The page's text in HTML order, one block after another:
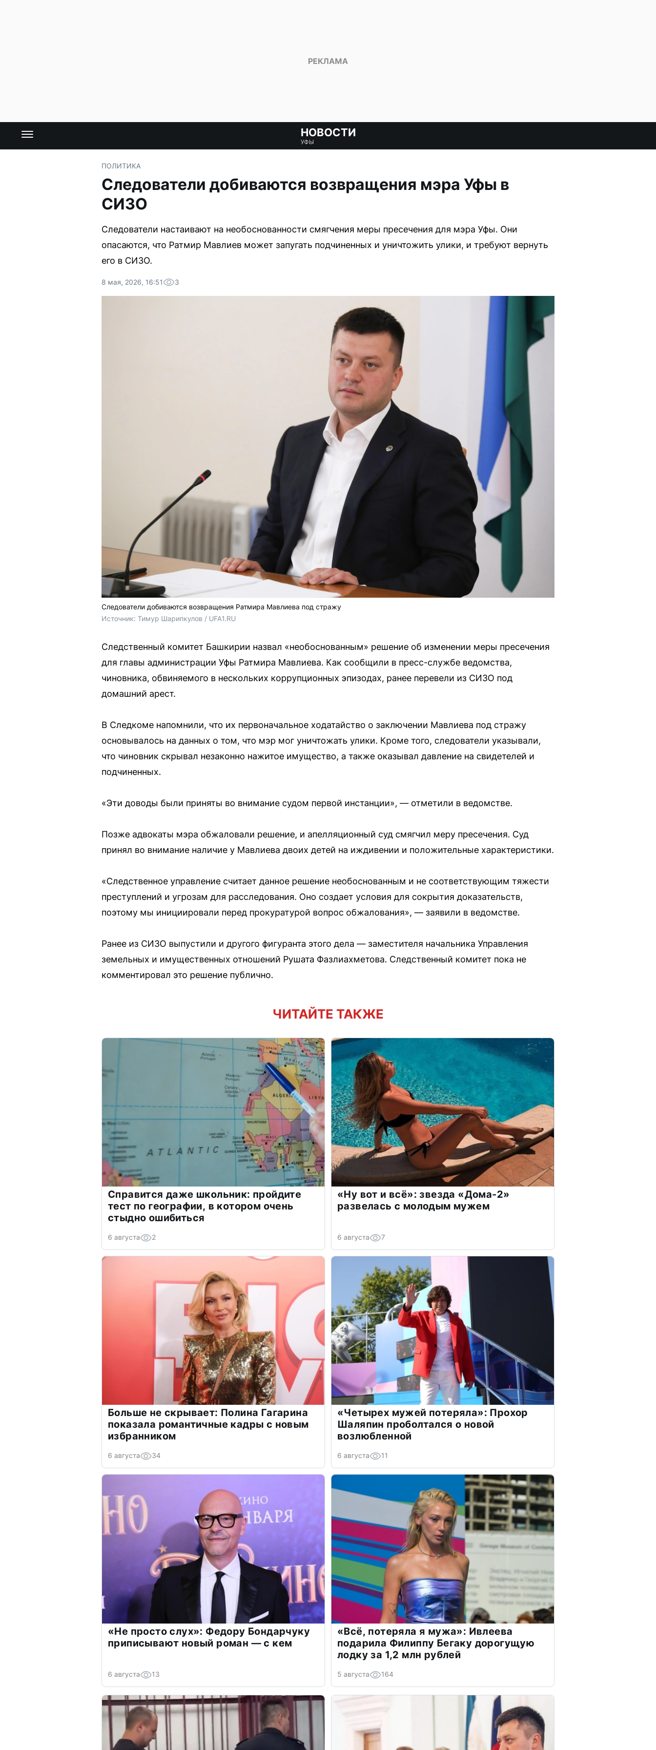
НОВОСТИ
УФЫ
ПОЛИТИКА
Следователи добиваются возвращения мэра Уфы в
СИЗО
Следователи настаивают на необоснованности смягчения меры пресечения для мэра Уфы. Они
опасаются, что Ратмир Мавлиев может запугать подчиненных и уничтожить улики, и требуют вернуть
его в СИЗО.
8 мая, 2026, 16:51 3
Следователи добиваются возвращения Ратмира Мавлиева под стражу
Источник: Тимур Шарипкулов / UFA1.RU
Следственный комитет Башкирии назвал «необоснованным» решение об изменении меры пресечения
для главы администрации Уфы Ратмира Мавлиева. Как сообщили в пресс-службе ведомства,
чиновника, обвиняемого в нескольких коррупционных эпизодах, ранее перевели из СИЗО под
домашний арест.
В Следкоме напомнили, что их первоначальное ходатайство о заключении Мавлиева под стражу
основывалось на данных о том, что мэр мог уничтожать улики. Кроме того, следователи указывали,
что чиновник скрывал незаконно нажитое имущество, а также оказывал давление на свидетелей и
подчиненных.
«Эти доводы были приняты во внимание судом первой инстанции», — отметили в ведомстве.
Позже адвокаты мэра обжаловали решение, и апелляционный суд смягчил меру пресечения. Суд
принял во внимание наличие у Мавлиева двоих детей на иждивении и положительные характеристики.
«Следственное управление считает данное решение необоснованным и не соответствующим тяжести
преступлений и угрозам для расследования. Оно создает условия для сокрытия доказательств,
поэтому мы инициировали перед прокуратурой вопрос обжалования», — заявили в ведомстве.
Ранее из СИЗО выпустили и другого фигуранта этого дела — заместителя начальника Управления
земельных и имущественных отношений Рушата Фазлиахметова. Следственный комитет пока не
комментировал это решение публично.
ЧИТАЙТЕ ТАКЖЕ
Справится даже школьник: пройдите
тест по географии, в котором очень
стыдно ошибиться
6 августа 2
«Ну вот и всё»: звезда «Дома-2»
развелась с молодым мужем
6 августа 7
Больше не скрывает: Полина Гагарина
показала романтичные кадры с новым
избранником
6 августа 34
«Четырех мужей потеряла»: Прохор
Шаляпин проболтался о новой
возлюбленной
6 августа 11
«Не просто слух»: Федору Бондарчуку
приписывают новый роман — с кем
6 августа 13
«Всё, потеряла я мужа»: Ивлеева
подарила Филиппу Бегаку дорогущую
лодку за 1,2 млн рублей
5 августа 164